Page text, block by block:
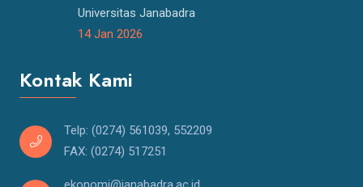
Universitas Janabadra
14 Jan 2026
Kontak Kami
Telp: (0274) 561039, 552209
FAX: (0274) 517251